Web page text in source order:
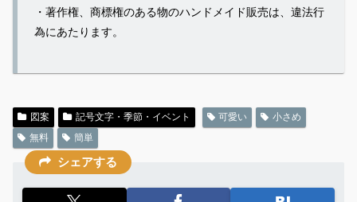
・著作権、商標権のある物のハンドメイド販売は、違法行
為にあたります。
図案 記号文字・季節・イベント 可愛い
小さめ
無料
簡単
シェアする